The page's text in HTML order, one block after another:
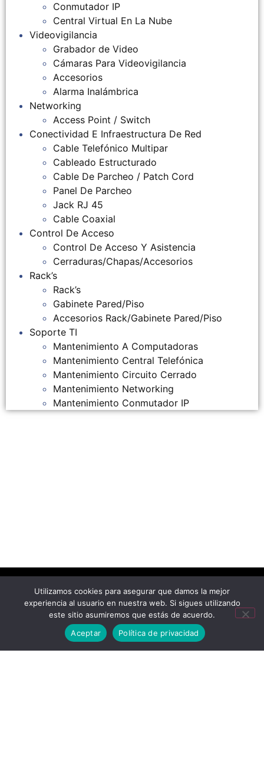
Conmutador IP
Central Virtual En La Nube
Videovigilancia
Grabador de Video
Cámaras Para Videovigilancia
Accesorios
Alarma Inalámbrica
Networking
Access Point / Switch
Conectividad E Infraestructura De Red
Cable Telefónico Multipar
Cableado Estructurado
Cable De Parcheo / Patch Cord
Panel De Parcheo
Jack RJ 45
Cable Coaxial
Control De Acceso
Control De Acceso Y Asistencia
Cerraduras/Chapas/Accesorios
Rack’s
Rack’s
Gabinete Pared/Piso
Accesorios Rack/Gabinete Pared/Piso
Soporte TI
Mantenimiento A Computadoras
Mantenimiento Central Telefónica
Mantenimiento Circuito Cerrado
Mantenimiento Networking
Mantenimiento Conmutador IP
Utilizamos cookies para asegurar que damos la mejor
experiencia al usuario en nuestra web. Si sigues utilizando
este sitio asumiremos que estás de acuerdo.
Aceptar
Política de privacidad